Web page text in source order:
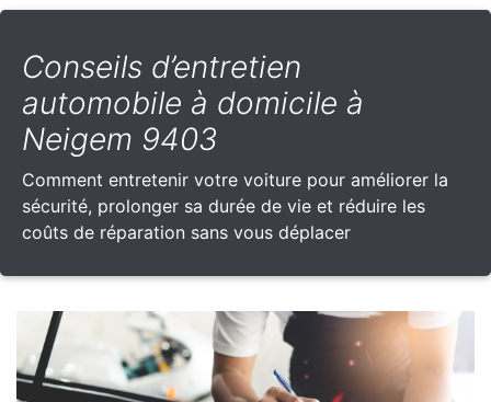
Conseils d’entretien
automobile à domicile à
Neigem 9403
Comment entretenir votre voiture pour améliorer la
sécurité, prolonger sa durée de vie et réduire les
coûts de réparation sans vous déplacer